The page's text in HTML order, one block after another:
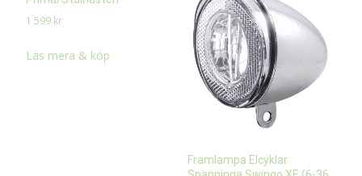
1 599 kr
Läs mera & köp
Framlampa Elcyklar